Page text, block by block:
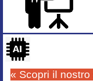
« Scopri il nostro